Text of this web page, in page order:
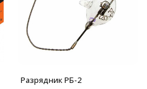
Разрядник РБ-2